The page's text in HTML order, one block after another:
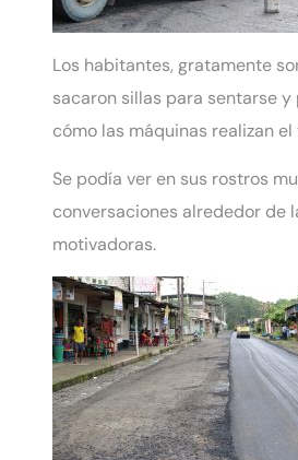
Los habitantes, gratamente
sacaron sillas para sentarse
cómo las máquinas realizan
Se podía ver en sus rostros
conversaciones alrededor de
motivadoras.